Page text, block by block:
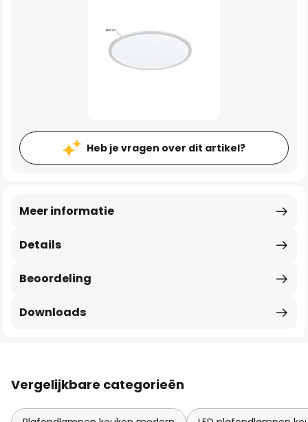
Heb je vragen over dit artikel?
Details
Meer informatie
Beoordeling
Downloads
Vergelijkbare categorieën